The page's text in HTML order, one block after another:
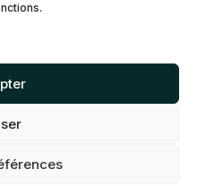
(CA)
Tous
My Little
web